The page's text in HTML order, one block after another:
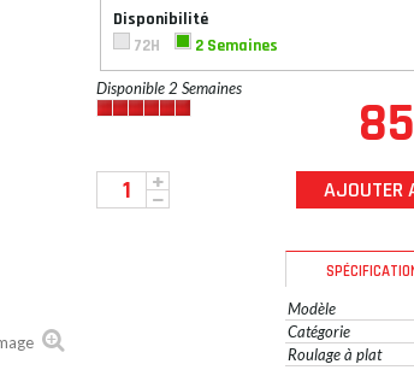
Disponibilité
72H
2 Semaines
Disponible 2 Semaines
AJOUTER
Modèle
Catégorie
Roulage à plat